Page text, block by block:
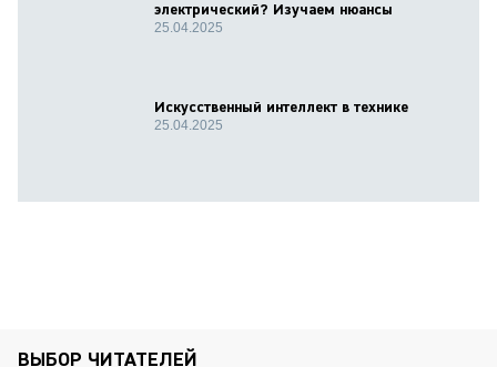
электрический? Изучаем нюансы
25.04.2025
Искусственный интеллект в технике
25.04.2025
ВЫБОР ЧИТАТЕЛЕЙ